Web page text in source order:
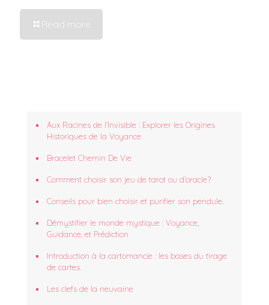
Read more
Aux Racines de l’Invisible : Explorer les Origines
Historiques de la Voyance
Bracelet Chemin De Vie
Comment choisir son jeu de tarot ou d’oracle?
Conseils pour bien choisir et purifier son pendule.
Démystifier le monde mystique : Voyance,
Guidance, et Prédiction
Introduction à la cartomancie : les bases du tirage
de cartes.
Les clefs de la neuvaine